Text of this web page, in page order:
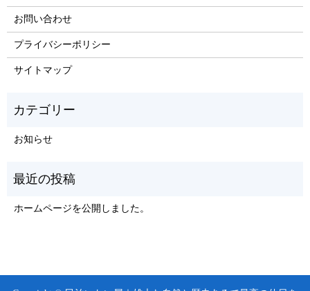
お問い合わせ
プライバシーポリシー
サイトマップ
お知らせ
ホームページを公開しました。